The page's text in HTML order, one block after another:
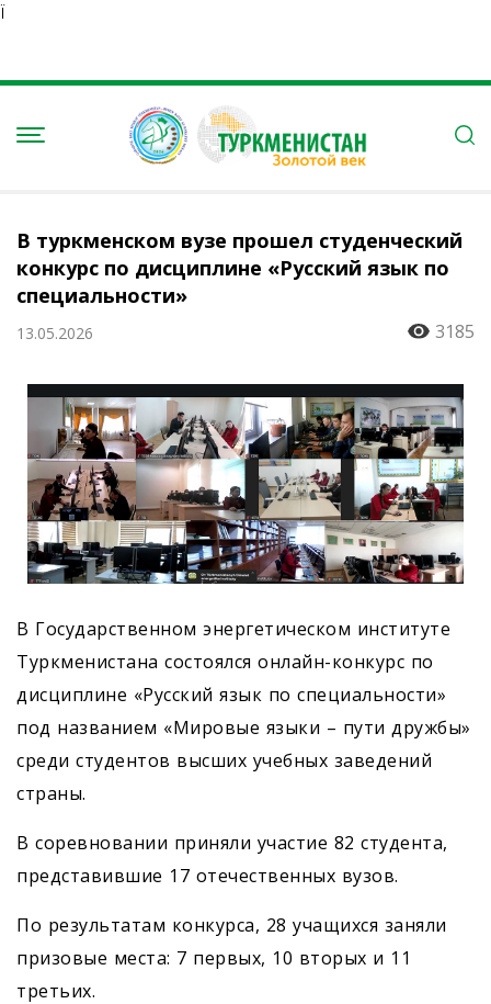
Ï
В туркменском вузе прошел студенческий
конкурс по дисциплине «Русский язык по
специальности»
13.05.2026 3185
В Государственном энергетическом институте
Туркменистана состоялся онлайн-конкурс по
дисциплине «Русский язык по специальности»
под названием «Мировые языки – пути дружбы»
среди студентов высших учебных заведений
страны.
В соревновании приняли участие 82 студента,
представившие 17 отечественных вузов.
По результатам конкурса, 28 учащихся заняли
призовые места: 7 первых, 10 вторых и 11
третьих.